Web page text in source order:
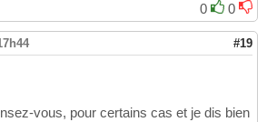
0
0
#19
vous, pour certains cas et je dis bien